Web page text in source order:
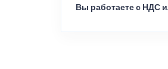
Вы работаете с НДС